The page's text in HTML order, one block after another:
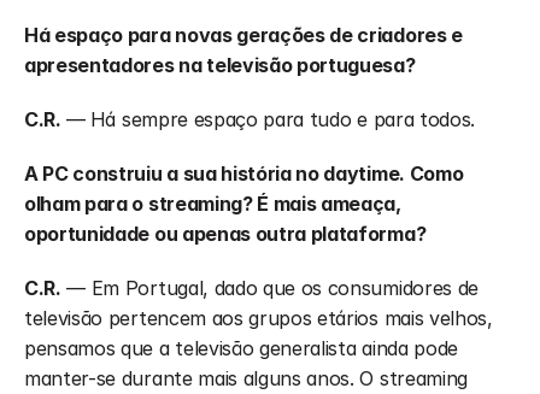
Há espaço para novas gerações de criadores e
apresentadores na televisão portuguesa?
C.R. — Há sempre espaço para tudo e para todos.
A PC construiu a sua história no daytime. Como
olham para o streaming? É mais ameaça,
oportunidade ou apenas outra plataforma?
C.R. — Em Portugal, dado que os consumidores de
televisão pertencem aos grupos etários mais velhos,
pensamos que a televisão generalista ainda pode
manter-se durante mais alguns anos. O streaming